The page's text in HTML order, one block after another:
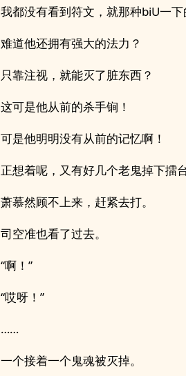
我都没有看到符文，就那种biU一下
难道他还拥有强大的法力？
只靠注视，就能灭了脏东西？
这可是他从前的杀手锏！
可是他明明没有从前的记忆啊！
正想着呢，又有好几个老鬼掉下擂台
萧慕然顾不上来，赶紧去打。
司空准也看了过去。
“啊！”
“哎呀！”
……
一个接着一个鬼魂被灭掉。